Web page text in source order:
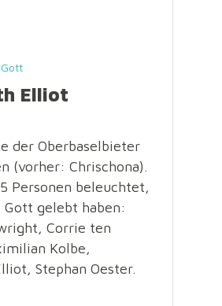
Elliot
der Oberbaselbieter
(vorher: Chrischona).
Personen beleuchtet,
gelebt haben:
Corrie ten
Kolbe,
Stephan Oester.